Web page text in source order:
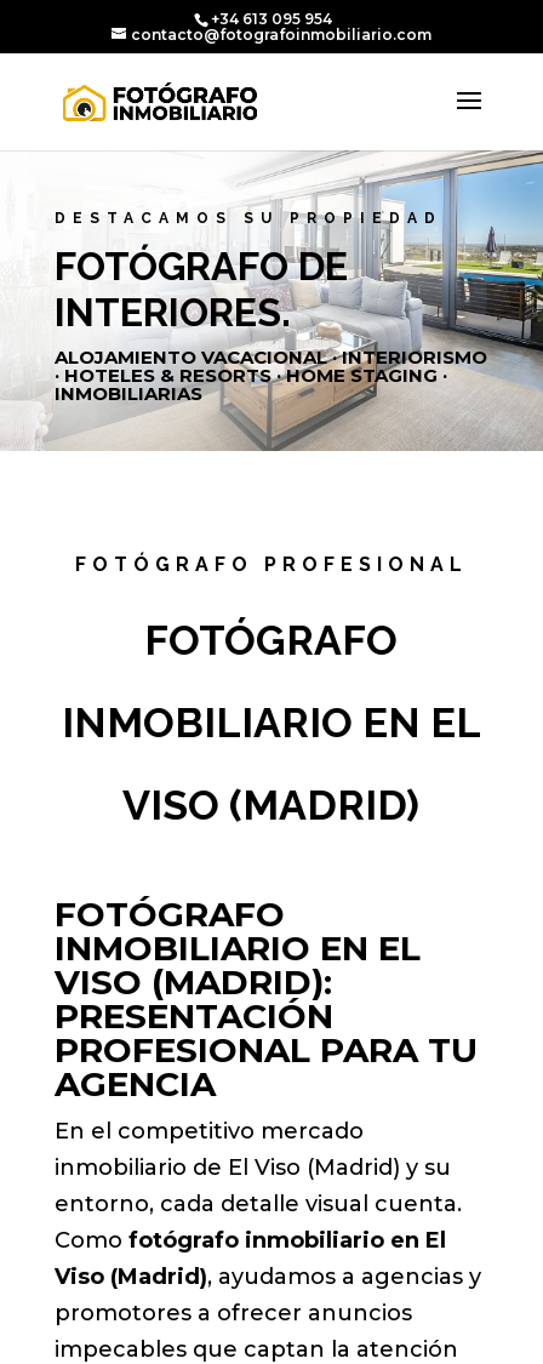
+34 613 095 954
contacto@fotografoinmobiliario.com
DESTACAMOS SU PROPIEDAD
FOTÓGRAFO DE
INTERIORES.
ALOJAMIENTO VACACIONAL · INTERIORISMO
· HOTELES & RESORTS · HOME STAGING ·
INMOBILIARIAS
FOTÓGRAFO PROFESIONAL
FOTÓGRAFO
INMOBILIARIO EN EL
VISO (MADRID)
FOTÓGRAFO
INMOBILIARIO EN EL
VISO (MADRID):
PRESENTACIÓN
PROFESIONAL PARA TU
AGENCIA
En el competitivo mercado
inmobiliario de El Viso (Madrid) y su
entorno, cada detalle visual cuenta.
Como fotógrafo inmobiliario en El
Viso (Madrid), ayudamos a agencias y
promotores a ofrecer anuncios
impecables que captan la atención